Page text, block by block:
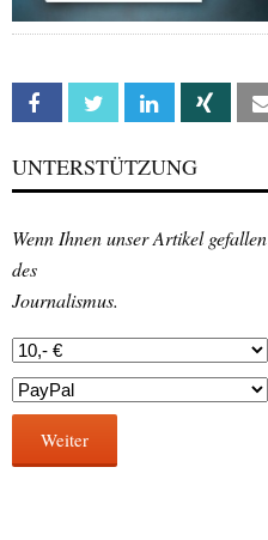
Facebook Twitter Linkedin Xing
UNTERSTÜTZUNG
Wenn Ihnen unser Artikel
des
Journalismus.
Weiter